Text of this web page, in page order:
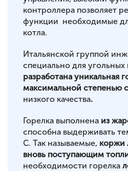
контроллера позволяет
функции необходимые
котла.
Итальянской группой
специально для угольных
разработана уникальная
максимальной степенью
низкого качества.
Горелка выполнена из
способна выдерживать
С. Так называемые, коржи
вновь поступающим
необходимости горелка